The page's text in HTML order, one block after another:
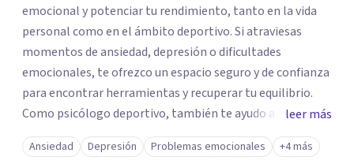
emocional y potenciar tu rendimiento, tanto en la vida
personal como en el ámbito deportivo. Si atraviesas
momentos de ansiedad, depresión o dificultades
emocionales, te ofrezco un espacio seguro y de confianza
para encontrar herramientas y recuperar tu equilibrio.
Como psicólogo deportivo, también te ayudo a
desarrollar tu fortaleza mental, gestionar la presión y
alcanzar tus metas, maximizando tu potencial. Entiendo
leer más
Ansiedad Depresión Problemas emocionales +4 más